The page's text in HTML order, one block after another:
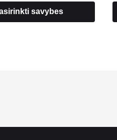
savybes